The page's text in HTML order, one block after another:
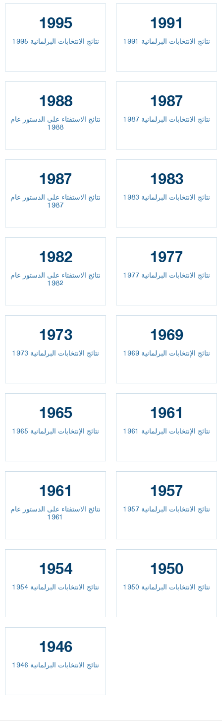
1995
نتائج الانتخابات البرلمانية 1995
1991
نتائج الانتخابات البرلمانية 1991
1988
نتائج الاستفتاء على الدستور عام
1988
1987
نتائج الانتخابات البرلمانية 1987
1987
نتائج الاستفتاء على الدستور عام
1987
1983
نتائج الانتخابات البرلمانية 1983
1982
نتائج الاستفتاء على الدستور عام
1982
1977
نتائج الانتخابات البرلمانية 1977
1973
نتائج الانتخابات البرلمانية 1973
1969
نتائج الإنتخابات البرلمانية 1969
1965
نتائج الإنتخابات البرلمانية 1965
1961
نتائج الإنتخابات البرلمانية 1961
1961
نتائج الاستفتاء على الدستور عام
1961
1957
نتائج الانتخابات البرلمانية 1957
1954
نتائج الانتخابات البرلمانية 1954
1950
نتائج الانتخابات البرلمانية 1950
1946
نتائج الانتخابات البرلمانية 1946